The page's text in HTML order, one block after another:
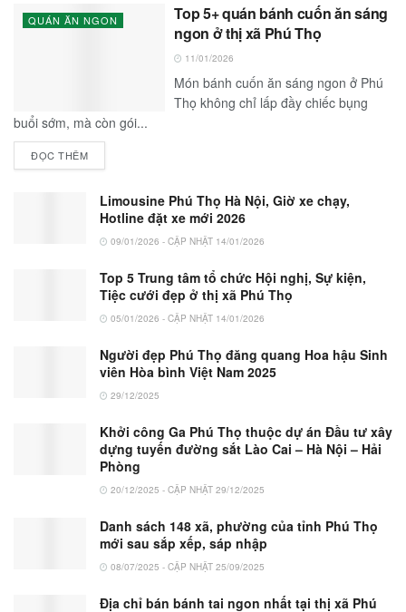
QUÁN ĂN NGON
Top 5+ quán bánh cuốn ăn sáng
ngon ở thị xã Phú Thọ
11/01/2026
Món bánh cuốn ăn sáng ngon ở Phú
Thọ không chỉ lấp đầy chiếc bụng
buổi sớm, mà còn gói...
ĐỌC THÊM
Limousine Phú Thọ Hà Nội, Giờ xe chạy,
Hotline đặt xe mới 2026
09/01/2026 - CẬP NHẬT 14/01/2026
Top 5 Trung tâm tổ chức Hội nghị, Sự kiện,
Tiệc cưới đẹp ở thị xã Phú Thọ
05/01/2026 - CẬP NHẬT 14/01/2026
Người đẹp Phú Thọ đăng quang Hoa hậu Sinh
viên Hòa bình Việt Nam 2025
29/12/2025
Khởi công Ga Phú Thọ thuộc dự án Đầu tư xây
dựng tuyến đường sắt Lào Cai – Hà Nội – Hải
Phòng
20/12/2025 - CẬP NHẬT 29/12/2025
Danh sách 148 xã, phường của tỉnh Phú Thọ
mới sau sắp xếp, sáp nhập
08/07/2025 - CẬP NHẬT 25/09/2025
Địa chỉ bán bánh tai ngon nhất tại thị xã Phú